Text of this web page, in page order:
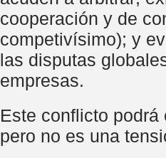
cooperación y de
competivísimo); y
las disputas
empresas.
Este conflicto
pero no es una